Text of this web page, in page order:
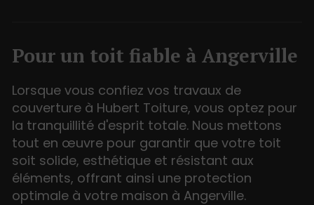
Pour un toit fiable à Angerville
Lorsque vous confiez vos travaux de
couverture à Hubert Toiture, vous optez pour
la tranquillité d'esprit totale. Nous mettons
tout en œuvre pour garantir que votre toit
soit solide, esthétique et résistant aux
éléments, offrant ainsi une protection
optimale à votre maison à Angerville.